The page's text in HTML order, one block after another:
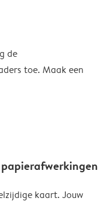
de
toe. Maak een
kaart. Jouw